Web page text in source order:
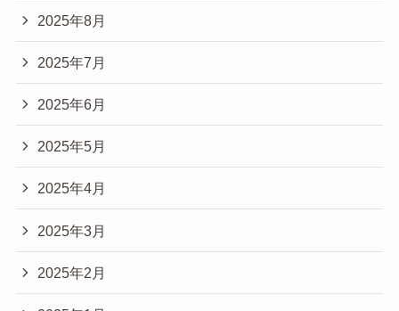
2025年8月
2025年7月
2025年6月
2025年5月
2025年4月
2025年3月
2025年2月